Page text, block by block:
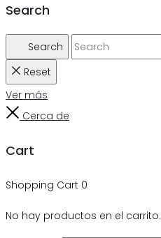
Search
Search
Reset
Ver más
Cerca de
Cart
Shopping Cart 0
No hay productos en el carrito.